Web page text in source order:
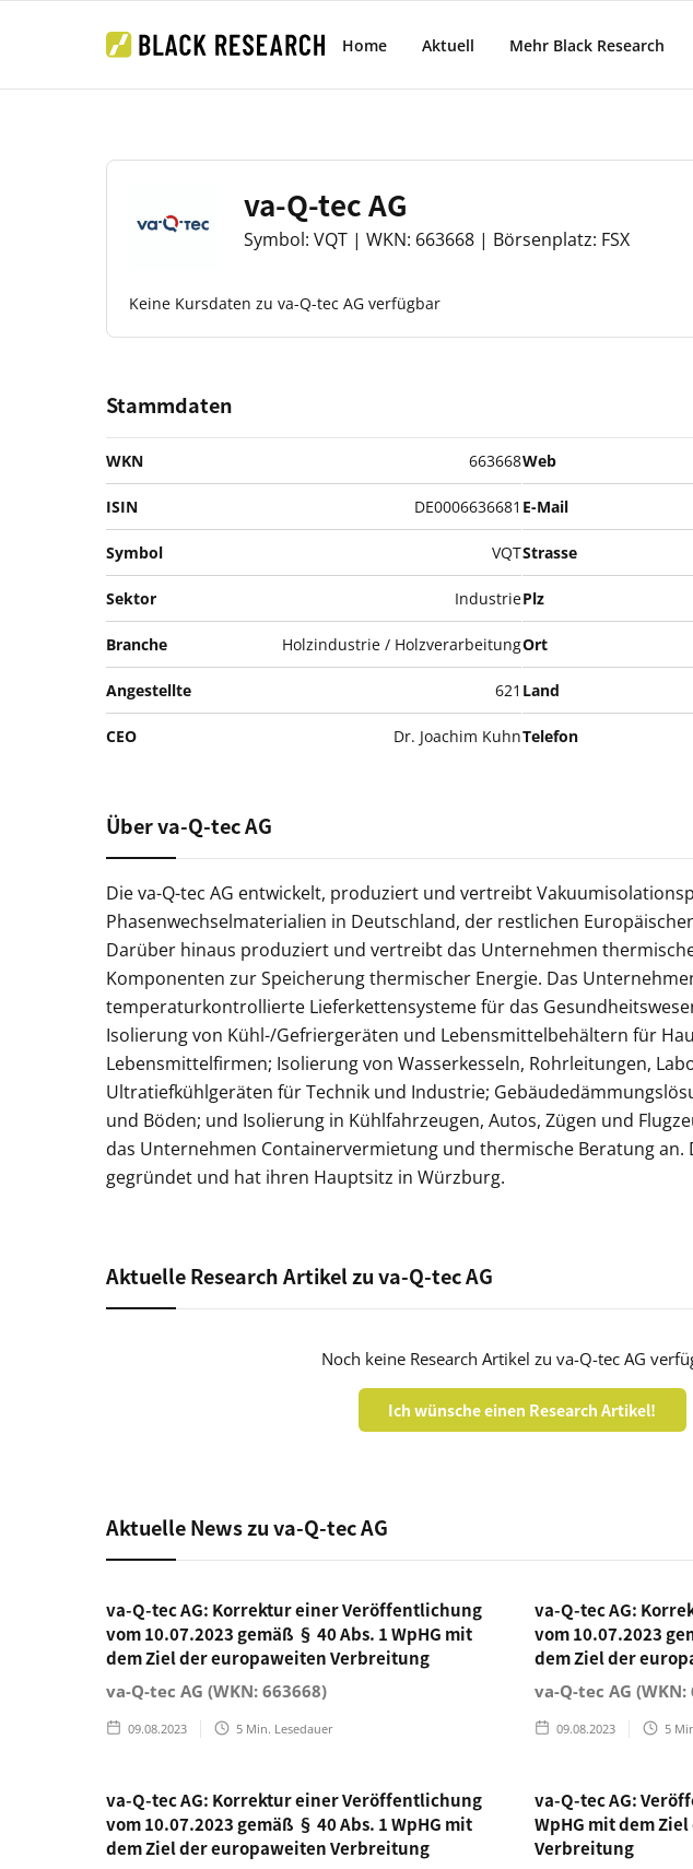
Home Aktuell Mehr Black Research
va-Q-tec AG
Symbol: VQT | WKN: 663668 | Börsenplatz: FSX
Keine Kursdaten zu va-Q-tec AG verfügbar
Stammdaten
WKN 663668
ISIN DE0006636681
Symbol VQT
Sektor Industrie
Branche Holzindustrie / Holzverarbeitung
Angestellte 621
CEO Dr. Joachim Kuhn
Web
E-Mail
Strasse
Plz
Ort
Land
Telefon
Über va-Q-tec AG
Die va-Q-tec AG entwickelt, produziert und vertreibt
Phasenwechselmaterialien in Deutschland, der restlichen
Darüber hinaus produziert und vertreibt das Unternehmen
Komponenten zur Speicherung thermischer Energie. Das
temperaturkontrollierte Lieferkettensysteme für das
Isolierung von Kühl-/Gefriergeräten und Lebensmittelbehältern für
Lebensmittelfirmen; Isolierung von Wasserkesseln, Rohrleitungen,
Ultratiefkühlgeräten für Technik und Industrie;
und Böden; und Isolierung in Kühlfahrzeugen, Autos, Zügen und
das Unternehmen Containervermietung und thermische Beratung an.
gegründet und hat ihren Hauptsitz in Würzburg.
Aktuelle Research Artikel zu va-Q-tec AG
Noch keine Research Artikel zu va-Q-tec AG
Ich wünsche einen Research Artikel!
Aktuelle News zu va-Q-tec AG
va-Q-tec AG: Korrektur einer Veröffentlichung
vom 10.07.2023 gemäß § 40 Abs. 1 WpHG mit
dem Ziel der europaweiten Verbreitung
va-Q-tec AG (WKN: 663668)
09.08.2023 5 Min. Lesedauer
va-Q-tec AG:
vom 10.07.2023
dem Ziel der
va-Q-tec AG (WKN:
09.08.2023 5
va-Q-tec AG: Korrektur einer Veröffentlichung
vom 10.07.2023 gemäß § 40 Abs. 1 WpHG mit
dem Ziel der europaweiten Verbreitung
va-Q-tec AG:
WpHG mit dem
Verbreitung